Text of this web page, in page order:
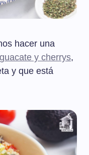
hacer una
y cherrys,
y que está